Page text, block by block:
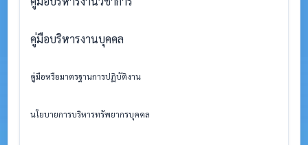
คู่มือบริหารงานบุคคล
คู่มือหรือมาตรฐานการปฏิบัติงาน
นโยบายการบริหารทรัพยากรบุคคล